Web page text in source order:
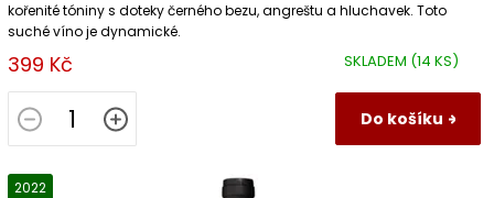
SKLADEM (14 KS)
399 Kč
Do košíku
kořenité tóniny s doteky černého bezu, angreštu a hluchavek. Toto
suché víno je dynamické.
2022